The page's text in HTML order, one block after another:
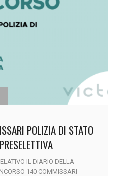
POLIZIA DI STATO
IL DIARIO DELLA
140 COMMISSARI